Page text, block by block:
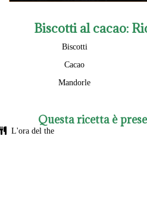
Biscotti al cacao:
Biscotti
Cacao
Mandorle
Questa ricetta è
L'ora del the